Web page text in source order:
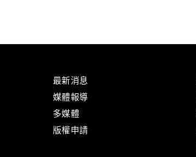
最新消息
媒體報導
多媒體
版權申請